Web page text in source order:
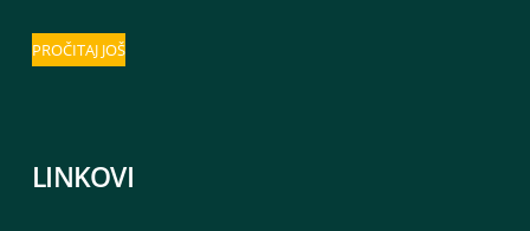
PROČITAJ JOŠ
LINKOVI